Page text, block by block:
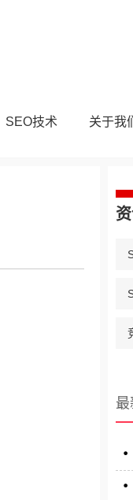
SEO技术 关于我们
最